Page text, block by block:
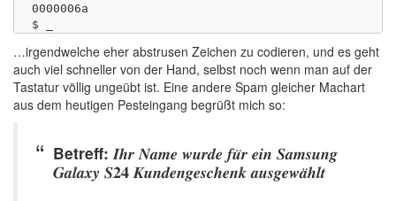
0000006a
…irgendwelche eher abstrusen Zeichen zu codieren, und es geht
auch viel schneller von der Hand, selbst noch wenn man auf der
Tastatur völlig ungeübt ist. Eine andere Spam gleicher Machart
aus dem heutigen Pesteingang begrüßt mich so:
Betreff: 𝑰𝒉𝒓 𝑵𝒂𝒎𝒆 𝒘𝒖𝒓𝒅𝒆 𝒇𝒖̈𝒓 𝒆𝒊𝒏 𝑺𝒂𝒎𝒔𝒖𝒏𝒈
𝑮𝒂𝒍𝒂𝒙𝒚 𝑺𝟐𝟒 𝑲𝒖𝒏𝒅𝒆𝒏𝒈𝒆𝒔𝒄𝒉𝒆𝒏𝒌 𝒂𝒖𝒔𝒈𝒆𝒘𝒂̈𝒉𝒍𝒕